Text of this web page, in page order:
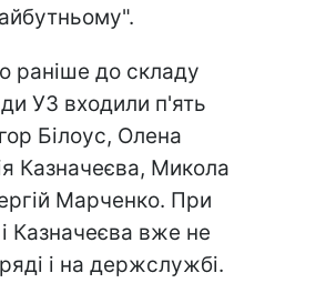
раніше до складу
УЗ входили п'ять
Білоус, Олена
Казначеєва, Микола
Марченко. При
Казначеєва вже не
і на держслужбі.